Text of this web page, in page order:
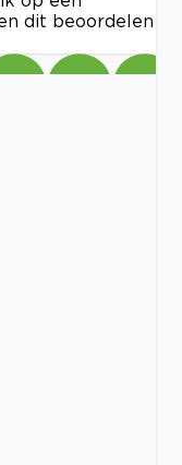
dit beoordelen